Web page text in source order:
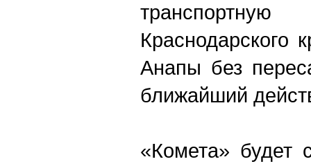
Краснодарского
Анапы без
ближайший
«Комета» будет